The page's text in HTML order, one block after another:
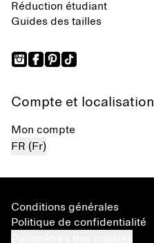
Réduction étudiant
Guides des tailles
Compte et localisation
Mon compte
FR (Fr)
Conditions générales
Politique de confidentialité